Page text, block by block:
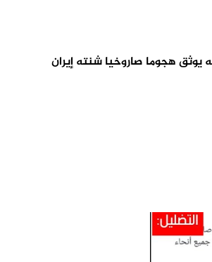
يوثق هجوما صاروخيا شنته إيران
06 أغسطس 2026
فيديو لنهب أسلحة وذخائر قديم وليس...